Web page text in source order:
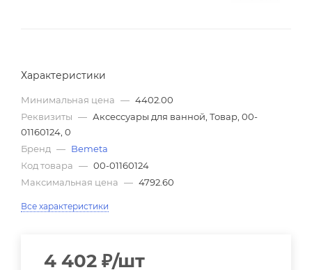
Характеристики
Минимальная цена — 4402.00
Реквизиты — Аксессуары для ванной, Товар, 00-
01160124, 0
Бренд — Bemeta
Код товара — 00-01160124
Максимальная цена — 4792.60
Все характеристики
4 402 ₽/шт